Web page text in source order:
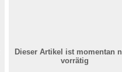
Dieser Artikel ist momentan
vorrätig